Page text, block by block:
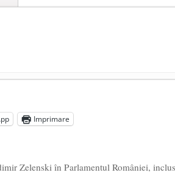
președintele Ucrainei, Volodymyr
21 aprilie 2026
poetului Octavian Goga,
Imprimare
Zelenski în Parlamentul României,